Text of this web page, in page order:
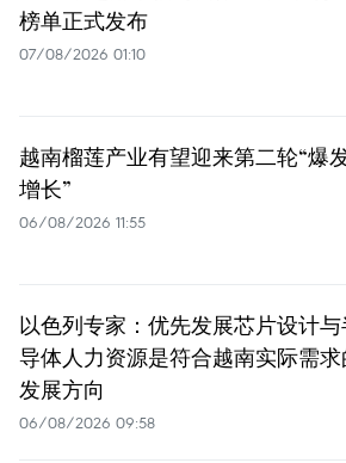
榜单正式发布
07/08/2026 01:10
越南榴莲产业有望迎来第二轮“爆
增长”
06/08/2026 11:55
以色列专家：优先发展芯片设计
导体人力资源是符合越南实际需求
发展方向
06/08/2026 09:58